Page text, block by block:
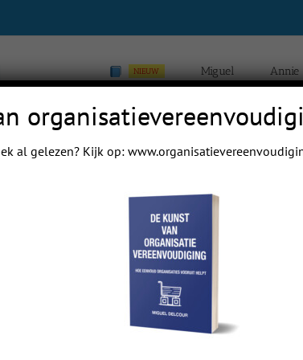
NIEUW Miguel Annie
papa even.
al gelezen? Kijk op: